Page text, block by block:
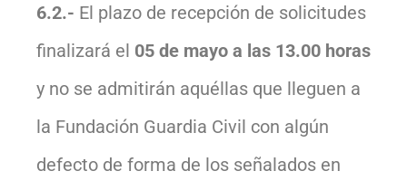
6.2.- El plazo de recepción de solicitudes
finalizará el 05 de mayo a las 13.00 horas
y no se admitirán aquéllas que lleguen a
la Fundación Guardia Civil con algún
defecto de forma de los señalados en